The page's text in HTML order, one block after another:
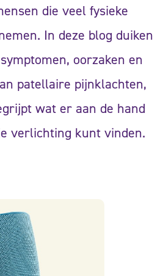
die veel fysieke
In deze blog duiken
oorzaken en
patellaire pijnklachten,
wat er aan de hand
verlichting kunt vinden.